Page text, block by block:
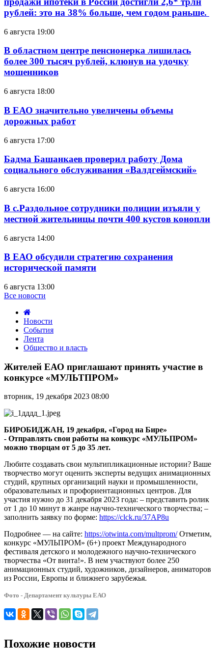
рублей: это на 38% больше, чем годом раньше.
6 августа 19:00
В областном центре пенсионерка лишилась
более 300 тысяч рублей, клюнув на удочку
мошенников
6 августа 18:00
В ЕАО значительно увеличены объемы
дорожных работ
6 августа 17:00
Бадма Башанкаев проверил работу Дома
социального обслуживания «Валдгеймский»
6 августа 16:00
В с.Раздольное сотрудники полиции изъяли у
местной жительницы почти 400 кустов конопли
6 августа 14:00
В ЕАО обсудили стратегию сохранения
исторической памяти
6 августа 13:00
Все новости
Новости
События
Лента
Общество и власть
ЕАО
приглашают
принять
в
конкурсе
«МУЛЬТПРОМ»
Жителей ЕАО приглашают принять участие в
конкурсе «МУЛЬТПРОМ»
вторник, 19 декабря 2023 08:00
БИРОБИДЖАН, 19 декабря, «Город на Бире»
- Отправлять свои работы на конкурс «МУЛЬПРОМ»
можно творцам от 5 до 35 лет.
Любите создавать свои мультипликационные истории? Ваше
творчество могут оценить эксперты ведущих анимационных
студий, крупных организаций науки и промышленности,
образовательных и профориентационных центров. Для
участия нужно до 31 декабря 2023 года: – представить ролик
от 1 до 10 минут в жанре научно-технического творчества; –
заполнить заявку по форме: https://clck.ru/37AP8u
Подробнее — на сайте: https://otwinta.com/multprom/Отметим,
конкурс «МУЛЬПРОМ» (6+) проект Международного
фестиваля детского и молодежного научно-технического
творчества «От винта!». В нем участвуют более 250
анимационных студий, художников, дизайнеров, аниматоров
из России, Европы и ближнего зарубежья.
Фото - Департамент культуры ЕАО
Похожие новости